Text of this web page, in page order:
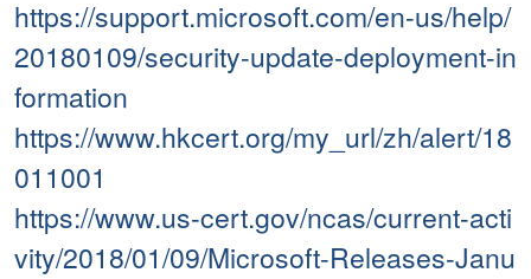
https://support.microsoft.com/en-us/help/
20180109/security-update-deployment-in
formation
https://www.hkcert.org/my_url/zh/alert/18
011001
https://www.us-cert.gov/ncas/current-acti
vity/2018/01/09/Microsoft-Releases-Janu